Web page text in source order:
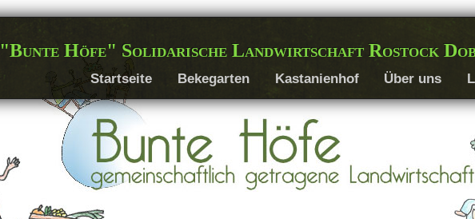
"Bunte Höfe" Solidarische Landwirtschaft Rostock
Startseite Bekegarten Kastanienhof Über uns